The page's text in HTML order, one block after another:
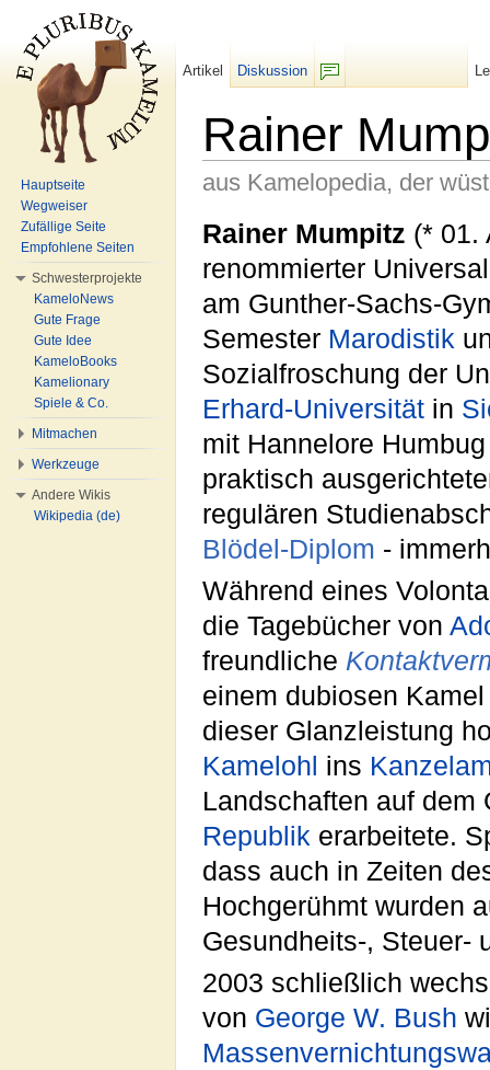
Rainer
aus Kamelopedia, der
Rainer Mumpitz (* 01.
renommierter
am Gunther-Sachs-
Semester Marodistik
Sozialfroschung der
Erhard-Universität in
mit Hannelore
praktisch
regulären
Blödel-Diplom -
Während eines
die Tagebücher von
freundliche
einem dubiosen
dieser Glanzleistung
Kamelohl ins
Landschaften auf dem
Republik erarbeitete.
dass auch in Zeiten
Hochgerühmt wurden
Gesundheits-, Steuer-
2003 schließlich
von George W. Bush
Artikel
Diskussion
Hauptseite
Wegweiser
Zufällige Seite
Empfohlene Seiten
Schwesterprojekte
KameloNews
Gute Frage
Gute Idee
KameloBooks
Kamelionary
Spiele & Co.
Mitmachen
Werkzeuge
Andere Wikis
Wikipedia (de)